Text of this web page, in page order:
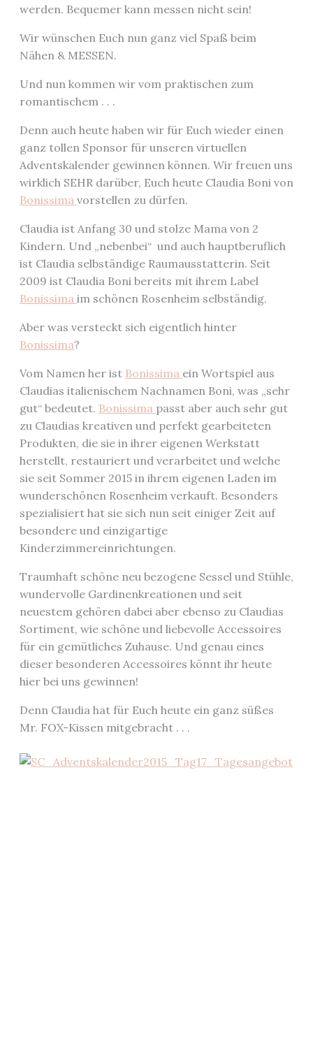
werden. Bequemer kann messen nicht sein!
Wir wünschen Euch nun ganz viel Spaß beim
Nähen & MESSEN.
Und nun kommen wir vom praktischen zum
romantischem . . .
Denn auch heute haben wir für Euch wieder einen
ganz tollen Sponsor für unseren virtuellen
Adventskalender gewinnen können. Wir freuen uns
wirklich SEHR darüber, Euch heute Claudia Boni von
Bonissima vorstellen zu dürfen.
Claudia ist Anfang 30 und stolze Mama von 2
Kindern. Und „nebenbei“ und auch hauptberuflich
ist Claudia selbständige Raumausstatterin. Seit
2009 ist Claudia Boni bereits mit ihrem Label
Bonissima im schönen Rosenheim selbständig.
Aber was versteckt sich eigentlich hinter
Bonissima?
Vom Namen her ist Bonissima ein Wortspiel aus
Claudias italienischem Nachnamen Boni, was „sehr
gut“ bedeutet. Bonissima passt aber auch sehr gut
zu Claudias kreativen und perfekt gearbeiteten
Produkten, die sie in ihrer eigenen Werkstatt
herstellt, restauriert und verarbeitet und welche
sie seit Sommer 2015 in ihrem eigenen Laden im
wunderschönen Rosenheim verkauft. Besonders
spezialisiert hat sie sich nun seit einiger Zeit auf
besondere und einzigartige
Kinderzimmereinrichtungen.
Traumhaft schöne neu bezogene Sessel und Stühle,
wundervolle Gardinenkreationen und seit
neuestem gehören dabei aber ebenso zu Claudias
Sortiment, wie schöne und liebevolle Accessoires
für ein gemütliches Zuhause. Und genau eines
dieser besonderen Accessoires könnt ihr heute
hier bei uns gewinnen!
Denn Claudia hat für Euch heute ein ganz süßes
Mr. FOX-Kissen mitgebracht . . .